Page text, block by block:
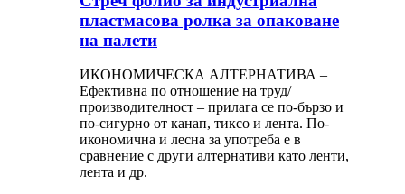
пластмасова ролка за опаковане
на палети
ИКОНОМИЧЕСКА АЛТЕРНАТИВА –
Ефективна по отношение на труд/
производителност – прилага се по-бързо и
по-сигурно от канап, тиксо и лента. По-
икономична и лесна за употреба е в
сравнение с други алтернативи като ленти,
лента и др.